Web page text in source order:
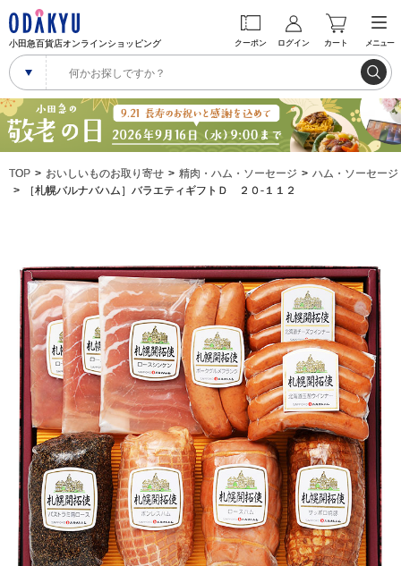
小田急百貨店オンラインショッピング クーポン ログイン カート メニュー
TOP おいしいものお取り寄せ 精肉・ハム・ソーセージ
ハム・ソーセージ
［札幌バルナバハム］バラエティギフトＤ ２０‐１１２